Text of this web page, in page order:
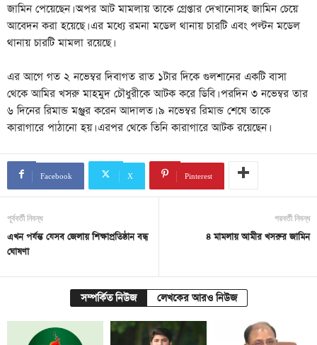
জামিন পেয়েছেন। অপর আট মামলায় তাকে গ্রেপ্তার দেখানোসহ জামিন চেয়ে
আবেদন করা হয়েছে। এর মধ্যে রমনা মডেল থানায় চারটি এবং পল্টন মডেল
থানায় চারটি মামলা রয়েছে।
এর আগে গত ২ নভেম্বর দিবাগত রাত ১টার দিকে গুলশানের একটি বাসা
থেকে আমির খসরু মাহমুদ চৌধুরীকে আটক করে ডিবি। পরদিন ৩ নভেম্বর তার
৬ দিনের রিমান্ড মঞ্জুর করেন আদালত। ৯ নভেম্বর রিমান্ড শেষে তাকে
কারাগারে পাঠানো হয়। এরপর থেকে তিনি কারাগারে আটক রয়েছেন।
Facebook X Pinterest
পূর্ববর্তী নিবন্ধ
এখন পর্যন্ত যেসব জেলায় শিক্ষাপ্রতিষ্ঠান বন্ধ
ঘোষণা
পরবর্তী নিবন্ধ
৪ মামলায় আমীর খসরুর জামিন
সম্পর্কিত নিউজ লেখকের আরও নিউজ